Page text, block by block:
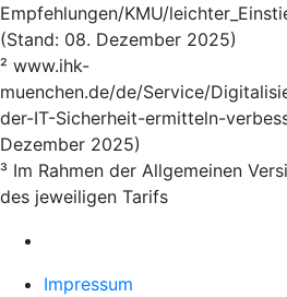
Empfehlungen/KMU/
(Stand: 08. Dezember 2025)
² www.ihk-
muenchen.de/de/Service/
der-IT-Sicherheit-ermitteln-
Dezember 2025)
³ Im Rahmen der Allgemeinen
des jeweiligen Tarifs
Impressum